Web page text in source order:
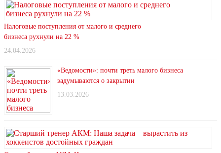
Налоговые поступления от малого и среднего
бизнеса рухнули на 22 %
24.04.2026
«Ведомости»: почти треть малого бизнеса
задумываются о закрытии
13.03.2026